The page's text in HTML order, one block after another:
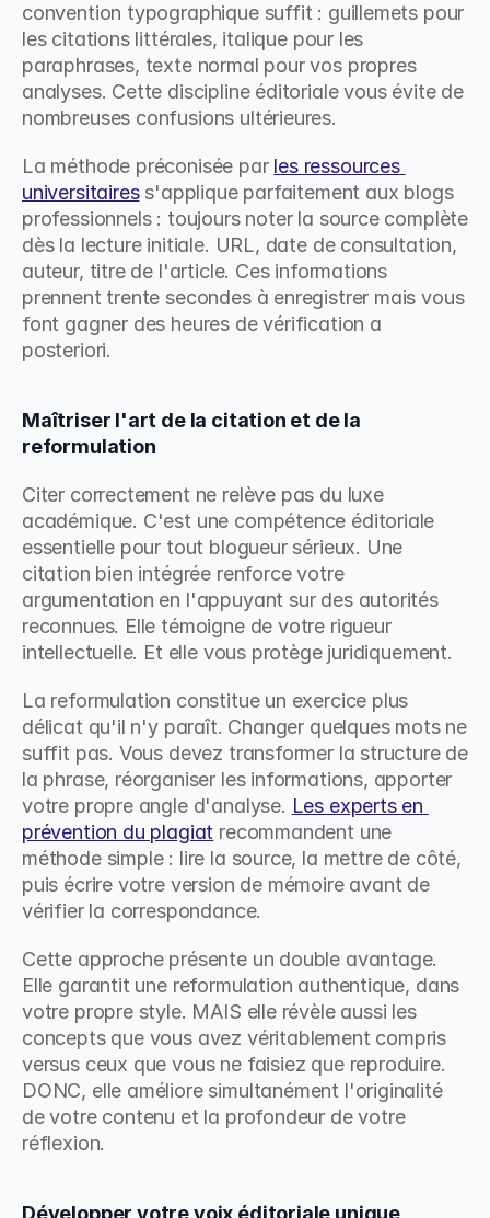
convention typographique suffit : guillemets pour
les citations littérales, italique pour les
paraphrases, texte normal pour vos propres
analyses. Cette discipline éditoriale vous évite de
nombreuses confusions ultérieures.
La méthode préconisée par les ressources
universitaires s'applique parfaitement aux blogs
professionnels : toujours noter la source complète
dès la lecture initiale. URL, date de consultation,
auteur, titre de l'article. Ces informations
prennent trente secondes à enregistrer mais vous
font gagner des heures de vérification a
posteriori.
Maîtriser l'art de la citation et de la
reformulation
Citer correctement ne relève pas du luxe
académique. C'est une compétence éditoriale
essentielle pour tout blogueur sérieux. Une
citation bien intégrée renforce votre
argumentation en l'appuyant sur des autorités
reconnues. Elle témoigne de votre rigueur
intellectuelle. Et elle vous protège juridiquement.
La reformulation constitue un exercice plus
délicat qu'il n'y paraît. Changer quelques mots ne
suffit pas. Vous devez transformer la structure de
la phrase, réorganiser les informations, apporter
votre propre angle d'analyse. Les experts en
prévention du plagiat recommandent une
méthode simple : lire la source, la mettre de côté,
puis écrire votre version de mémoire avant de
vérifier la correspondance.
Cette approche présente un double avantage.
Elle garantit une reformulation authentique, dans
votre propre style. MAIS elle révèle aussi les
concepts que vous avez véritablement compris
versus ceux que vous ne faisiez que reproduire.
DONC, elle améliore simultanément l'originalité
de votre contenu et la profondeur de votre
réflexion.
Développer votre voix éditoriale unique